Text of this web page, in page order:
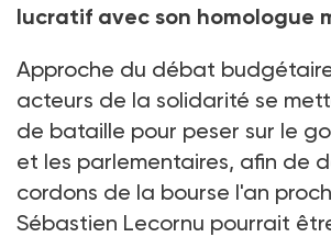
lucratif avec son homologue
Approche du débat
acteurs de la solidarité se
de bataille pour peser sur le
et les parlementaires, afin de
cordons de la bourse l'an
Sébastien Lecornu pourrait